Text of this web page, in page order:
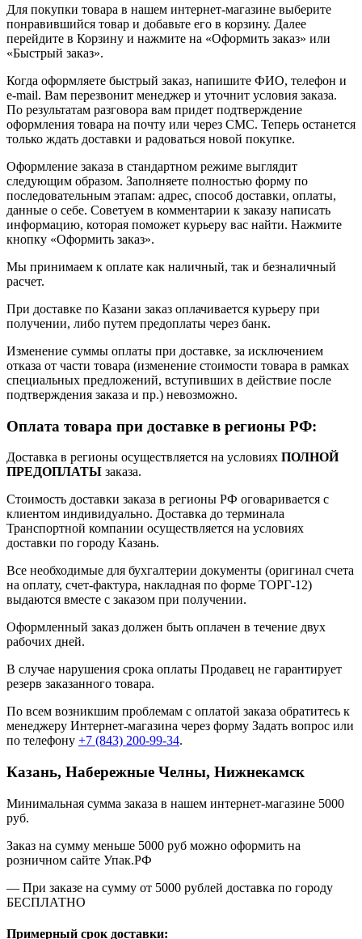
Для покупки товара в нашем интернет-магазине выберите
понравившийся товар и добавьте его в корзину. Далее
перейдите в Корзину и нажмите на «Оформить заказ» или
«Быстрый заказ».
Когда оформляете быстрый заказ, напишите ФИО, телефон и
e-mail. Вам перезвонит менеджер и уточнит условия заказа.
По результатам разговора вам придет подтверждение
оформления товара на почту или через СМС. Теперь останется
только ждать доставки и радоваться новой покупке.
Оформление заказа в стандартном режиме выглядит
следующим образом. Заполняете полностью форму по
последовательным этапам: адрес, способ доставки, оплаты,
данные о себе. Советуем в комментарии к заказу написать
информацию, которая поможет курьеру вас найти. Нажмите
кнопку «Оформить заказ».
Мы принимаем к оплате как наличный, так и безналичный
расчет.
При доставке по Казани заказ оплачивается курьеру при
получении, либо путем предоплаты через банк.
Изменение суммы оплаты при доставке, за исключением
отказа от части товара (изменение стоимости товара в рамках
специальных предложений, вступивших в действие после
подтверждения заказа и пр.) невозможно.
Оплата товара при доставке в регионы РФ:
Доставка в регионы осуществляется на условиях ПОЛНОЙ
ПРЕДОПЛАТЫ заказа.
Стоимость доставки заказа в регионы РФ оговаривается с
клиентом индивидуально. Доставка до терминала
Транспортной компании осуществляется на условиях
доставки по городу Казань.
Все необходимые для бухгалтерии документы (оригинал счета
на оплату, счет-фактура, накладная по форме ТОРГ-12)
выдаются вместе с заказом при получении.
Оформленный заказ должен быть оплачен в течение двух
рабочих дней.
В случае нарушения срока оплаты Продавец не гарантирует
резерв заказанного товара.
По всем возникшим проблемам с оплатой заказа обратитесь к
менеджеру Интернет-магазина через форму Задать вопрос или
по телефону +7 (843) 200-99-34.
Казань, Набережные Челны, Нижнекамск
Минимальная сумма заказа в нашем интернет-магазине 5000
руб.
Заказ на сумму меньше 5000 руб можно оформить на
розничном сайте Упак.РФ
— При заказе на сумму от 5000 рублей доставка по городу
БЕСПЛАТНО
Примерный срок доставки: